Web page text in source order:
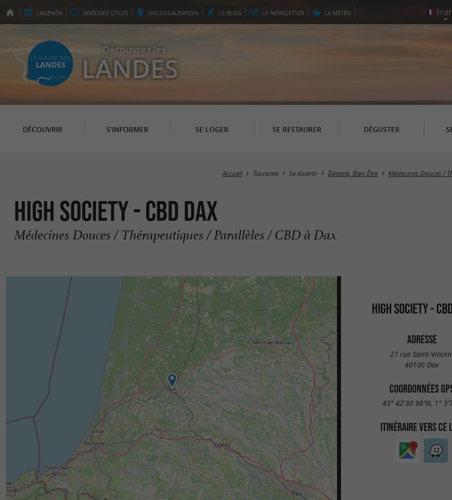
L'AGENDA ADRESSES UTILES GEOLOCALISATION LE BLOG LA NEWSLETTER LA MÉTÉO
Découvrez les
LANDES
DÉCOUVRIR S'INFORMER SE LOGER SE RESTAURER DÉGUSTER
Accueil Tourisme Se divertir Détente, Bien Être Médecines Douces /
High Society - CBD Dax
Médecines Douces / Thérapeutiques / Parallèles / CBD à Dax
HIGH SOCIETY -
ADRESSE
27 rue Saint-
40100 Dax
COORDONNÉES
43° 42'30.98"N, 1°
ITINÉRAIRE VERS CE